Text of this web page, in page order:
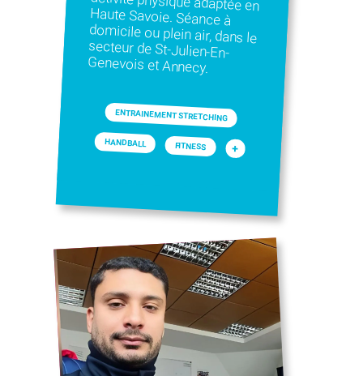
Genevois et Annecy.
ENTRAINEMENT STRETCHING
HANDBALL FITNESS +